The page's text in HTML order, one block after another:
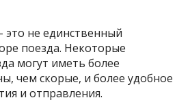
это не единственный
поезда. Некоторые
могут иметь более
чем скорые, и более удобное
и отправления.